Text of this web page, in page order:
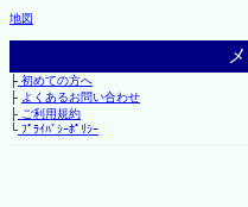
地図
├初めての方へ
├ よくあるお問い合わせ
├ご利用規約
└ﾌﾟﾗｲﾊﾞｼｰﾎﾟﾘｼｰ